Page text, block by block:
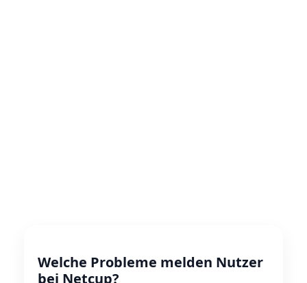
Welche Probleme melden Nutzer
bei Netcup?